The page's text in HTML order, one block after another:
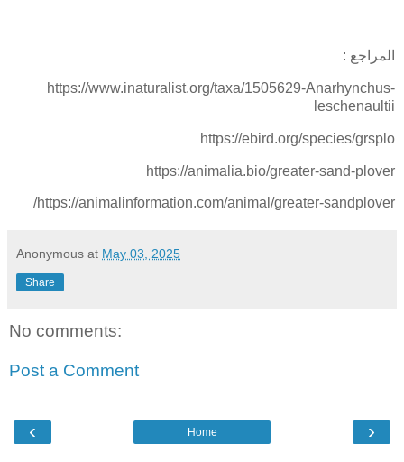
المراجع :
https://www.inaturalist.org/taxa/1505629-Anarhynchus-
leschenaultii
https://ebird.org/species/grsplo
https://animalia.bio/greater-sand-plover
https://animalinformation.com/animal/greater-sandplover/
Anonymous at May 03, 2025
Share
No comments:
Post a Comment
‹ ›
Home